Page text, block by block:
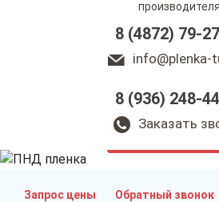
производителя
8 (4872) 79-
info@plenka-
8 (936) 248-
Заказать
ПНД пленка
в Туле
Запрос цены Обратный звонок